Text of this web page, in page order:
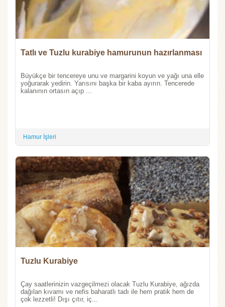
Tatlı ve Tuzlu kurabiye hamurunun hazırlanması
Büyükçe bir tencereye unu ve margarini koyun ve yağı una elle
yoğurarak yedirin. Yarısını başka bir kaba ayırın. Tencerede
kalanının ortasın açıp ...
Hamur İşleri
Tuzlu Kurabiye
Çay saatlerinizin vazgeçilmezi olacak Tuzlu Kurabiye, ağızda
dağılan kıvamı ve nefis baharatlı tadı ile hem pratik hem de
çok lezzetli! Dışı çıtır, iç...